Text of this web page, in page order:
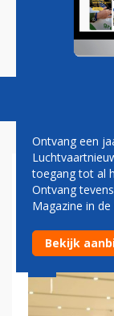
Magazine
ICAO:
Ontvang een
toegang tot al
Ontvang
Magazine in
Bekijk